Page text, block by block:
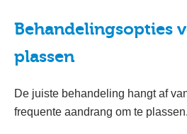
Behandelingsopties
plassen
De juiste behandeling hangt af
frequente aandrang om te plassen.